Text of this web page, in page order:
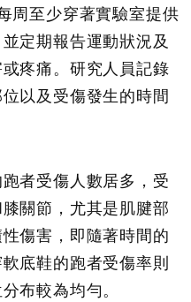
周至少穿著實驗室提供
定期報告運動狀況及
疼痛。研究人員記錄
以及受傷發生的時間
者受傷人數居多，受
關節，尤其是肌腱部
傷害，即隨著時間的
底鞋的跑者受傷率則
布較為均勻。